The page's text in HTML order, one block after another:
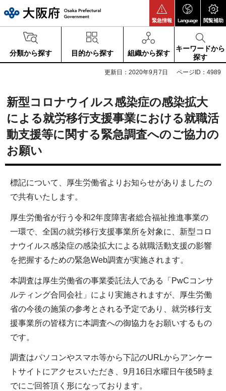
緊急情報 Language 閲覧補助
分類から探す 目的から探す 組織から探す
キーワードから
探す
更新日：2020年9月7日 ページID：4989
新型コロナウイルス感染症の感染拡大
による就労移行支援事業における就職活
動支援等に関する緊急調査へのご協力の
お願い
標記について、厚生労働省よりお知らせがありましたの
で共有いたします。
厚生労働省が行う令和2年度障害者総合福祉推進事業の
一環で、全国の就労移行支援事業所を対象に、新型コロ
ナウイルス感染症の感染拡大による就職活動支援の影響
を把握するための緊急Web調査が実施されます。
本調査は厚生労働省の事業委託法人である「PwCコンサ
ルティング合同会社」により実施されますが、厚生労働
省の今後の施策の参考とされる予定であり、就労移行支
援事業所の皆様方に本調査への御協力をお願いするもの
です。
調査はパソコンやスマホ等から下記のURLからアンケー
トサイトにアクセスいただき、9月16日水曜日午後5時ま
でにご回答頂く形になっております。